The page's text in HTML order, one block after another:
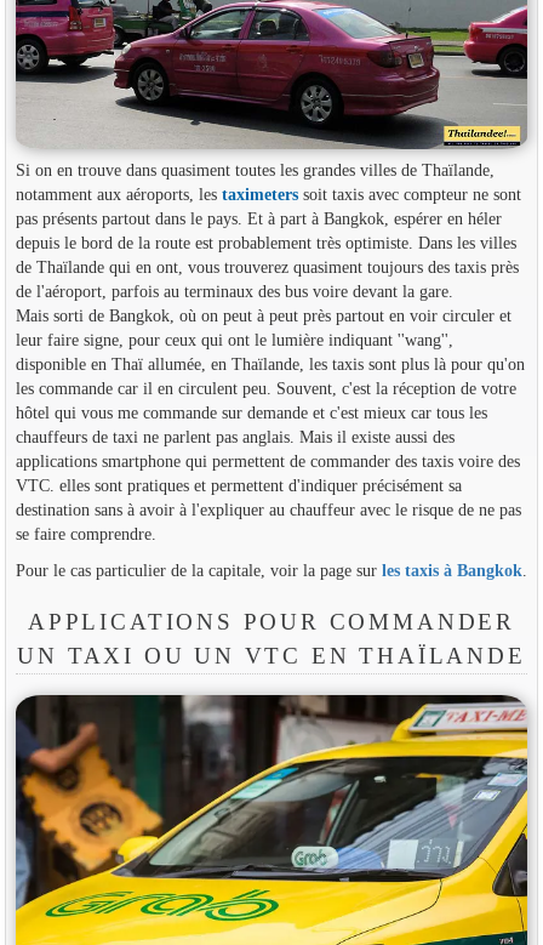
Si on en trouve dans quasiment toutes les grandes villes de Thaïlande,
notamment aux aéroports, les taximeterssoit taxis avec compteur ne sont
pas présents partout dans le pays. Et à part à Bangkok, espérer en héler
depuis le bord de la route est probablement très optimiste. Dans les villes
de Thaïlande qui en ont, vous trouverez quasiment toujours des taxis près
de l'aéroport, parfois au terminaux des bus voire devant la gare.
Mais sorti de Bangkok, où on peut à peut près partout en voir circuler et
leur faire signe, pour ceux qui ont le lumière indiquant ''wang'',
disponible en Thaï allumée, en Thaïlande, les taxis sont plus là pour qu'on
les commande car il en circulent peu. Souvent, c'est la réception de votre
hôtel qui vous me commande sur demande et c'est mieux car tous les
chauffeurs de taxi ne parlent pas anglais. Mais il existe aussi des
applications smartphone qui permettent de commander des taxis voire des
VTC. elles sont pratiques et permettent d'indiquer précisément sa
destination sans à avoir à l'expliquer au chauffeur avec le risque de ne pas
se faire comprendre.
Pour le cas particulier de la capitale, voir la page sur les taxis à Bangkok.
APPLICATIONS POUR COMMANDER
UN TAXI OU UN VTC EN THAÏLANDE